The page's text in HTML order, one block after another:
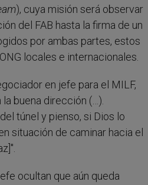
), cuya misión será observar
del FAB hasta la firma de un
por ambas partes, estos
locales e internacionales.
en jefe para el MILF,
buena dirección (…).
túnel y pienso, si Dios lo
situación de caminar hacia el
ocultan que aún queda